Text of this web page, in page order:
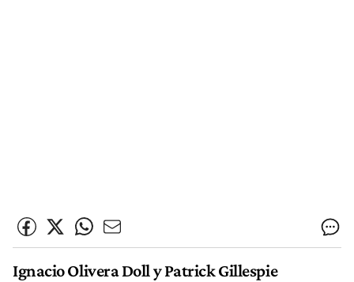
Ignacio Olivera Doll y Patrick Gillespie